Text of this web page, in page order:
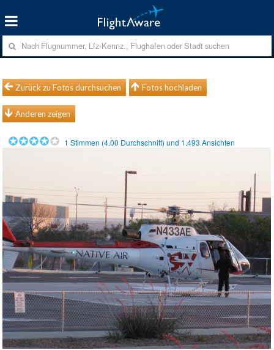
Zurück zu Fotos durchsuchen Fotos hochladen
Anderen zeigen
1 Stimmen (4.00 Durchschnitt) und 1.493 Ansichten